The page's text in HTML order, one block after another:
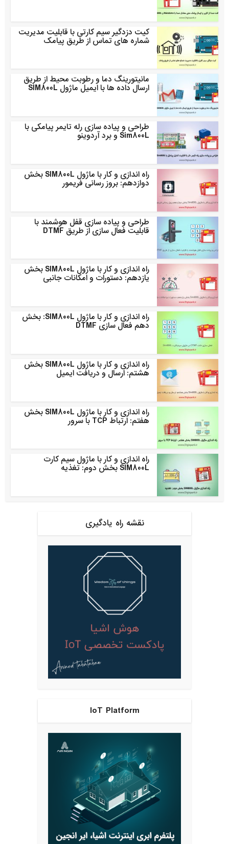
کیت دزدگیر سیم کارتی با قابلیت مدیریت
شماره های تماس از طریق پیامک
مانیتورینگ دما و رطوبت محیط از طریق
ارسال داده ها با ایمیل ماژول SIM800L
طراحی و پیاده سازی رله تایمر پیامکی با
Sim800L و برد آردوینو
راه اندازی و کار با ماژول SIM800L بخش
دوازدهم: بروز رسانی فریمور
طراحی و پیاده سازی قفل هوشمند با
قابلیت فعال سازی از طریق DTMF
راه اندازی و کار با ماژول SIM800L بخش
یازدهم: دستورات و امکانات جانبی
راه اندازی و کار با ماژول SIM800L: بخش
دهم فعال سازی DTMF
راه اندازی و کار با ماژول SIM800L بخش
هشتم: ارسال و دریافت ایمیل
راه اندازی و کار با ماژول SIM800L بخش
هفتم: ارتباط TCP با سرور
راه اندازی و کار با ماژول سیم کارت
SIM800L بخش دوم: تغذیه
نقشه راه یادگیری
IoT Platform